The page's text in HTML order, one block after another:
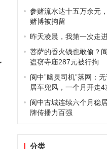
参赌流水达十五万余元
赌博被拘留
昨天凌晨，我第一次走
菩萨的香火钱也敢偷？
盗窃寺庙287元被行拘
阆中”幽灵司机”落网：
居车兜风，一个月开走4
阆中古城连续六个月稳
牌传播力百强
分类